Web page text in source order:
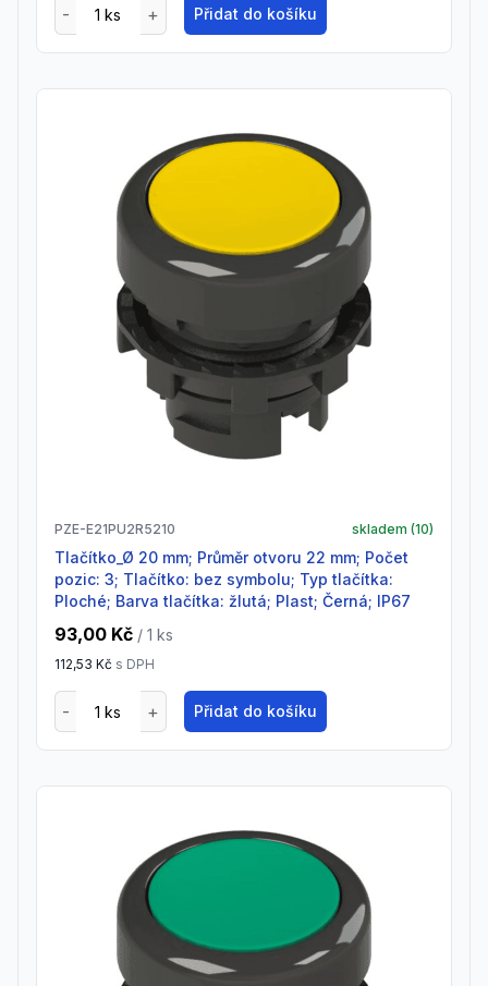
Přidat do košíku
PZE-E21PU2R5210 skladem (10)
Tlačítko_Ø 20 mm; Průměr otvoru 22 mm; Počet
pozic: 3; Tlačítko: bez symbolu; Typ tlačítka:
Ploché; Barva tlačítka: žlutá; Plast; Černá; IP67
93,00 Kč / 1 ks
112,53 Kč s DPH
Přidat do košíku